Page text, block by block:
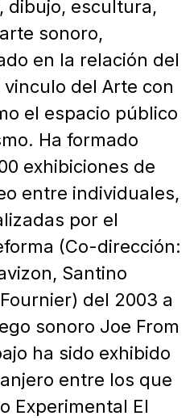
dibujo, escultura,
sonoro,
en la relación del
del Arte con
el espacio público
Ha formado
exhibiciones de
entre individuales,
por el
(Co-dirección:
Santino
del 2003 a
sonoro Joe From
ha sido exhibido
entre los que
Experimental El